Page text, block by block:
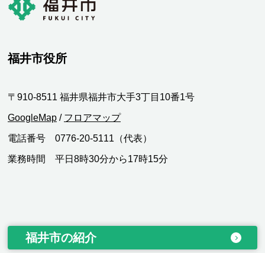
福井市役所
〒910-8511 福井県福井市大手3丁目10番1号
GoogleMap / フロアマップ
電話番号 0776-20-5111（代表）
業務時間 平日8時30分から17時15分
福井市の紹介